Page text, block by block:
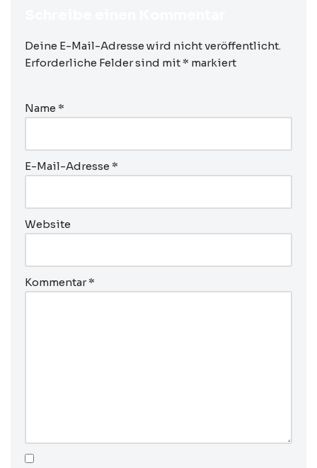
Deine E-Mail-Adresse wird nicht veröffentlicht.
Erforderliche Felder sind mit * markiert
Name *
E-Mail-Adresse *
Website
Kommentar*